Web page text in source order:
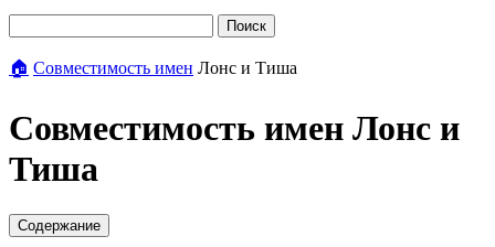
Поиск
🏠 Совместимость имен Лонс и Тиша
Совместимость имен Лонс и
Тиша
Содержание